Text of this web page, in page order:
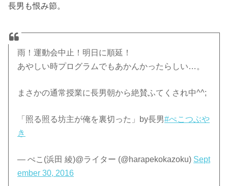
長男も恨み節。
雨！運動会中止！明日に順延！
あやしい時プログラムでもあかんかったらしい…。
まさかの通常授業に長男朝から絶賛ふてくされ中^^;
「照る照る坊主が俺を裏切った」by長男#ぺこつぶや
き
— ぺこ(浜田 綾)@ライター (@harapekokazoku) Sept
ember 30, 2016